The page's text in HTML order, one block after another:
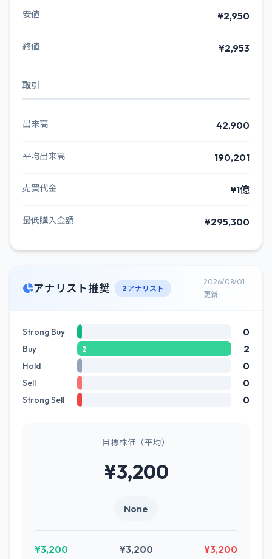
安値 ¥2,950
終値 ¥2,953
取引
出来高 42,900
平均出来高 190,201
売買代金 ¥1億
最低購入金額 ¥295,300
アナリスト推奨 2 アナリスト
2026/08/01
更新
Strong Buy 0
Buy 2 2
Hold 0
Sell 0
Strong Sell 0
目標株価（平均）
¥3,200
None
¥3,200 ¥3,200 ¥3,200